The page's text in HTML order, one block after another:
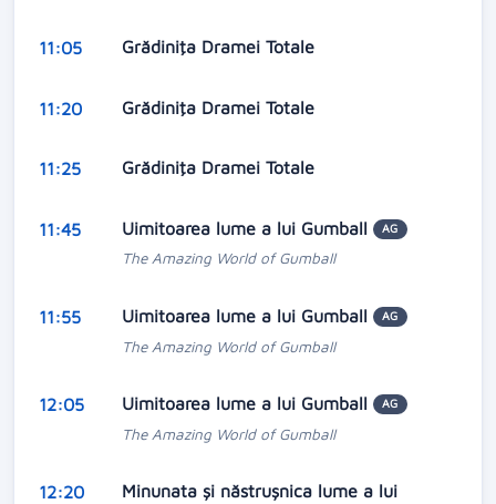
11:05 Grădiniţa Dramei Totale
11:20 Grădiniţa Dramei Totale
11:25 Grădiniţa Dramei Totale
11:45 Uimitoarea lume a lui Gumball AG
The Amazing World of Gumball
11:55 Uimitoarea lume a lui Gumball AG
The Amazing World of Gumball
12:05 Uimitoarea lume a lui Gumball AG
The Amazing World of Gumball
12:20
Minunata și năstrușnica lume a lui